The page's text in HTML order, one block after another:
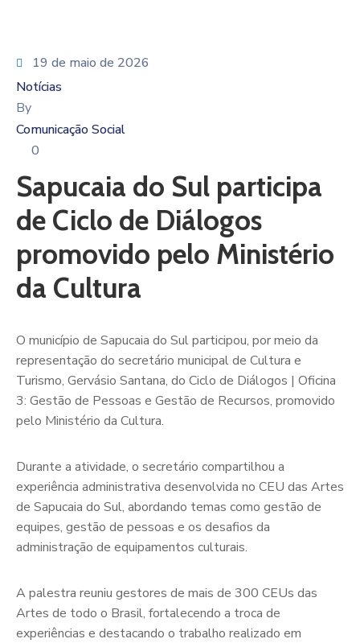
19 de maio de 2026
Notícias
By
Comunicação Social
0
Sapucaia do Sul participa
de Ciclo de Diálogos
promovido pelo Ministério
da Cultura
O município de Sapucaia do Sul participou, por meio da
representação do secretário municipal de Cultura e
Turismo, Gervásio Santana, do Ciclo de Diálogos | Oficina
3: Gestão de Pessoas e Gestão de Recursos, promovido
pelo Ministério da Cultura.
Durante a atividade, o secretário compartilhou a
experiência administrativa desenvolvida no CEU das Artes
de Sapucaia do Sul, abordando temas como gestão de
equipes, gestão de pessoas e os desafios da
administração de equipamentos culturais.
A palestra reuniu gestores de mais de 300 CEUs das
Artes de todo o Brasil, fortalecendo a troca de
experiências e destacando o trabalho realizado em